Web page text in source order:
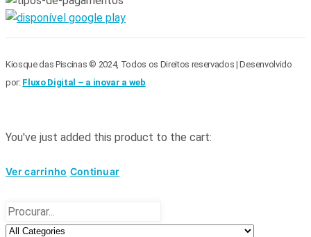
Kiosque das Piscinas © 2024, Todos os Direitos reservados | Desenvolvido
por: Fluxo Digital – a inovar a web
You've just added this product to the cart:
Ver carrinho Continuar